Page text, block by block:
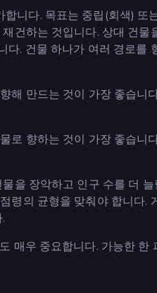
니다. 목표는 중립(회색) 또
건하는 것입니다. 상대 건
. 건물 하나가 여러 경로를
해 만드는 것이 가장 좋습니
로 향하는 것이 가장 좋습니
을 장악하고 인구 수를 더
령의 균형을 맞춰야 합니다.
매우 중요합니다. 가능한